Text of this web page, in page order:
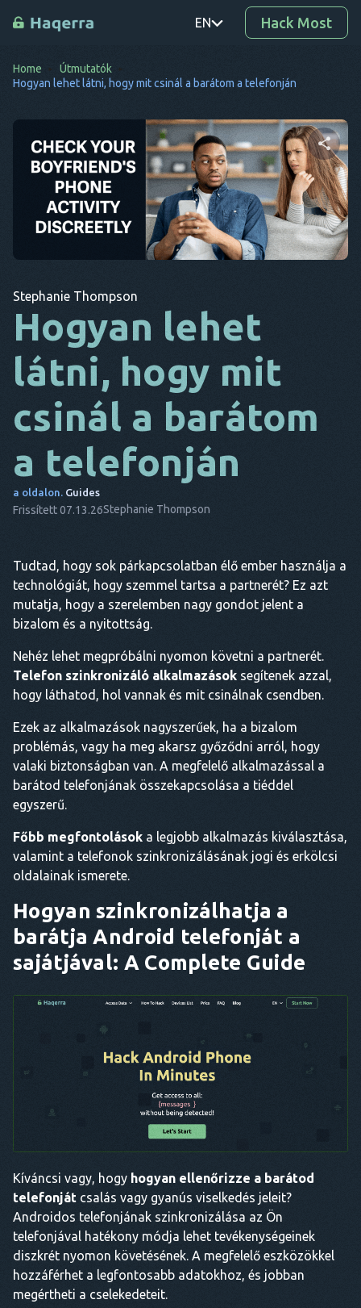
EN
PT
RO
DE
SV
KO
BG
DA
EZ
FR
NL
ES
PT
Ő
Hack Most
Home
Útmutatók
Hogyan lehet látni, hogy mit csinál a barátom a telefonján
Ossza meg ezt a cikket
Twitter Facebook Link másolása
Stephanie Thompson
Hogyan lehet
látni, hogy mit
csinál a barátom
a telefonján
a oldalon. Guides
Frissített 07.13.26Stephanie Thompson
Tudtad, hogy sok párkapcsolatban élő ember használja a
technológiát, hogy szemmel tartsa a partnerét? Ez azt
mutatja, hogy a szerelemben nagy gondot jelent a
bizalom és a nyitottság.
Nehéz lehet megpróbálni nyomon követni a partnerét.
Telefon szinkronizáló alkalmazások segítenek azzal,
hogy láthatod, hol vannak és mit csinálnak csendben.
Ezek az alkalmazások nagyszerűek, ha a bizalom
problémás, vagy ha meg akarsz győződni arról, hogy
valaki biztonságban van. A megfelelő alkalmazással a
barátod telefonjának összekapcsolása a tiéddel
egyszerű.
Főbb megfontolások a legjobb alkalmazás kiválasztása,
valamint a telefonok szinkronizálásának jogi és erkölcsi
oldalainak ismerete.
Hogyan szinkronizálhatja a
barátja Android telefonját a
sajátjával: A Complete Guide
Kíváncsi vagy, hogy hogyan ellenőrizze a barátod
telefonját csalás vagy gyanús viselkedés jeleit?
Androidos telefonjának szinkronizálása az Ön
telefonjával hatékony módja lehet tevékenységeinek
diszkrét nyomon követésének. A megfelelő eszközökkel
hozzáférhet a legfontosabb adatokhoz, és jobban
megértheti a cselekedeteit.